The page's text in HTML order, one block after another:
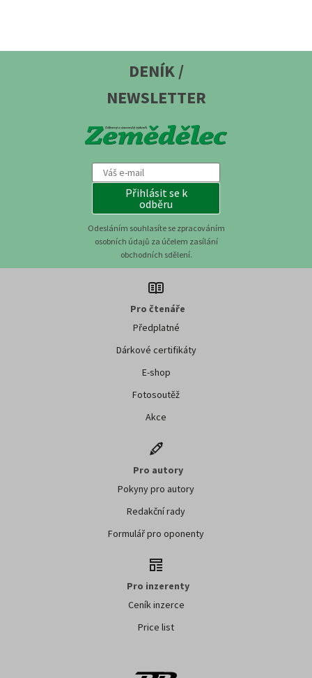
DENÍK /
NEWSLETTER
Přihlásit se k
odběru
Odesláním souhlasíte se zpracováním
osobních údajů za účelem zasílání
obchodních sdělení.
Pro čtenáře
Předplatné
Dárkové certifikáty
E-shop
Fotosoutěž
Akce
Pro autory
Pokyny pro autory
Redakční rady
Formulář pro oponenty
Pro inzerenty
Ceník inzerce
Price list